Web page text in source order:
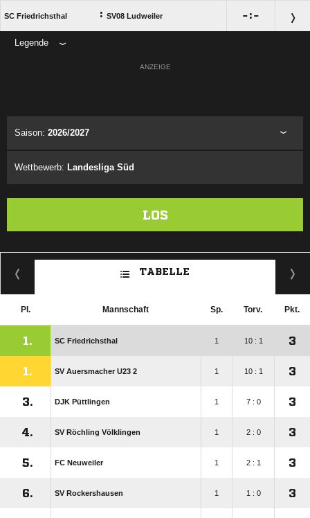
SC Friedrichsthal : SV08 Ludweiler :
Legende
ANZEIGE
Saison: 2026/2027
Wettbewerb: Landesliga Süd
LOS
TABELLE
Pl. Mannschaft Sp. Torv. Pkt.
1. SC Friedrichsthal 1 10 : 1 3
1. SV Auersmacher U23 2 1 10 : 1 3
3. DJK Püttlingen 1 7 : 0 3
4. SV Röchling Völklingen 1 2 : 0 3
5. FC Neuweiler 1 2 : 1 3
6. SV Rockershausen 1 1 : 0 3